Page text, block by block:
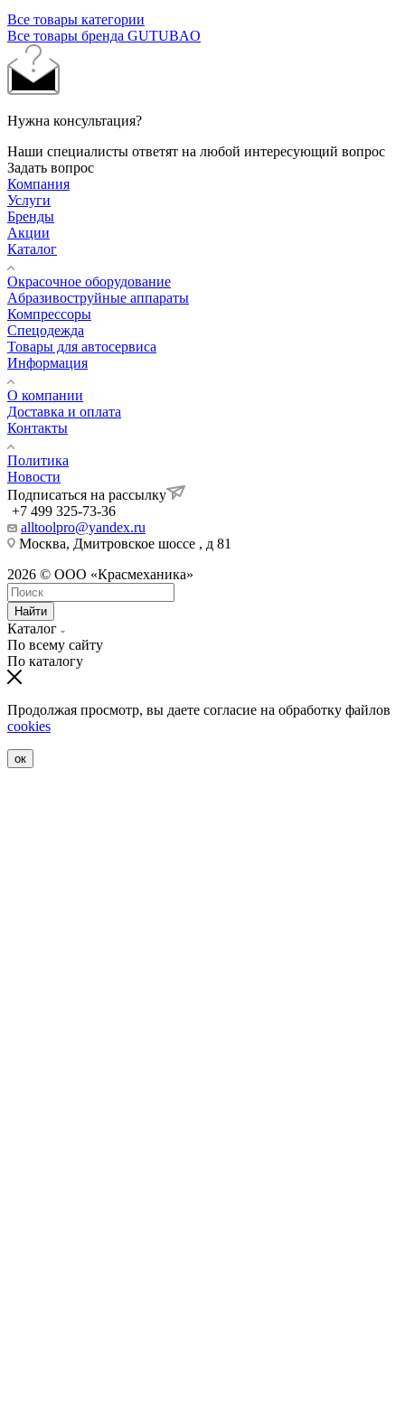
Все товары категории
Все товары бренда GUTUBAO
Нужна консультация?
Наши специалисты ответят на любой интересующий вопрос
Задать вопрос
Компания
Услуги
Бренды
Акции
Каталог
Окрасочное оборудование
Aбразивоструйные аппараты
Компрессоры
Спецодежда
Товары для автосервиса
Информация
О компании
Доставка и оплата
Контакты
Политика
Новости
Подписаться на рассылку
+7 499 325-73-36
alltoolpro@yandex.ru
Москва, Дмитровское шоссе , д 81
2026 © ООО «Красмеханика»
Найти
Каталог
По всему сайту
По каталогу
Продолжая просмотр, вы даете согласие на обработку файлов
cookies
ок